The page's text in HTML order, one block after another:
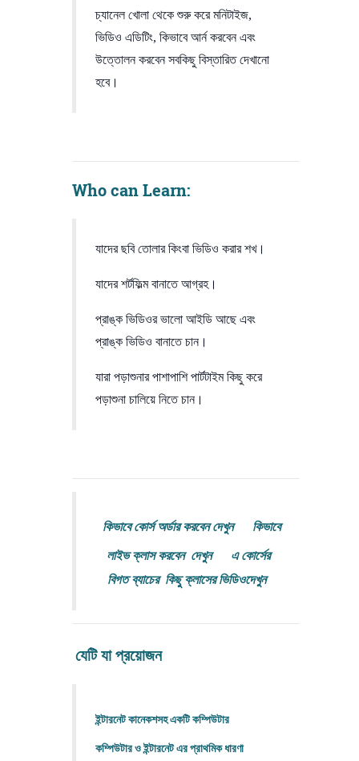
চ্যানেল খোলা থেকে ‍শুরু করে মনিটাইজ,
ভিডিও এডিটিং, কিভাবে আর্ন করবেন এবং
উত্তোলন করবেন সবকিছু বিস্তারিত দেখানো
হবে।
Who can Learn:
যাদের ছবি তোলার কিংবা ভিডিও করার শখ।
যাদের শর্টফিল্ম বানাতে আগ্রহ।
প্রাঙ্ক ভিডিওর ভালো আইডি আছে এবং
প্রাঙ্ক ভিডিও বানাতে চান।
যারা পড়াশুনার পাশাপাশি পার্টটাইম কিছু করে
পড়াশুনা চালিয়ে নিতে চান।
কিভাবে কোর্স অর্ডার করবেন দেখুন কিভাবে
লাইভ ক্লাস করবেন দেখুন
এ কোর্সের
বিগত ব্যাচের কিছু ক্লাসের ভিডিওদেখুন
যেটি যা প্রয়োজন
ইন্টারনেট কানেকশসহ একটিকম্পিউটার
কম্পিউটারও ইন্টারনেট এর প্রাথমিক ধারণা